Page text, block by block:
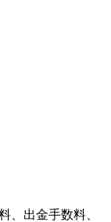
、出金手数料、